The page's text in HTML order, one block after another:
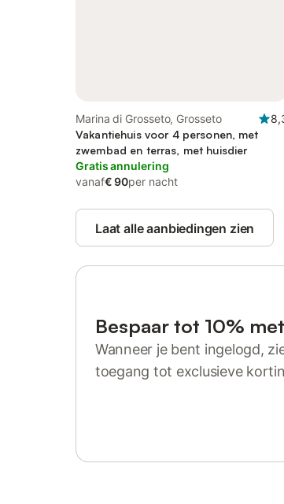
Marina di Grosseto, Grosseto
Vakantiehuis voor 4 personen, met
zwembad en terras, met huisdier
Gratis annulering
vanaf€ 90per nacht
Laat alle aanbiedingen zien
Bespaar tot 10%
Wanneer je bent ingelogd,
toegang tot exclusieve